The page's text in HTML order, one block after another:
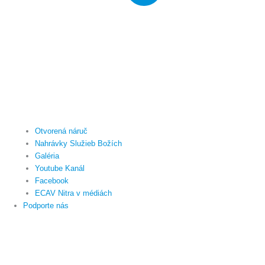
Otvorená náruč
Nahrávky Služieb Božích
Galéria
Youtube Kanál
Facebook
ECAV Nitra v médiách
Podporte nás